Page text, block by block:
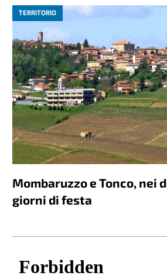
TERRITORIO
Mombaruzzo e Tonco, nei
giorni di festa